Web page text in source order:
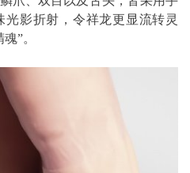
影折射，令祥龙更显流转灵
”。